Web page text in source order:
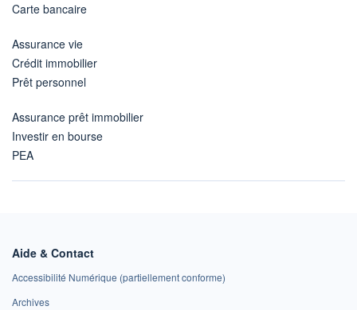
Carte bancaire
Assurance vie
Crédit immobilier
Prêt personnel
Assurance prêt immobilier
Investir en bourse
PEA
Aide & Contact
Accessibilité Numérique (partiellement conforme)
Archives